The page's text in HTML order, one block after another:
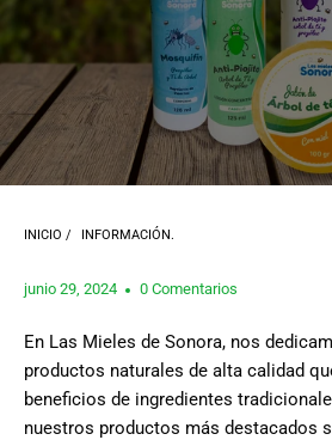
INICIO / INFORMACIÓN.
junio 29, 2024 0 Comentarios
En Las Mieles de Sonora, nos
productos naturales de alta calidad
beneficios de ingredientes
nuestros productos más destacados